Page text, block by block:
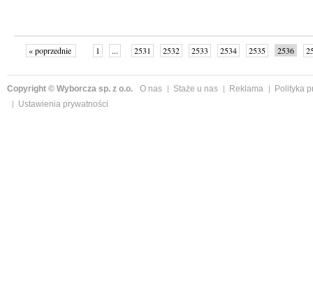
« poprzednie 1 ... 2531 2532 2533 2534 2535 2536
Copyright © Wyborcza sp. z o.o. O nas Staże u nas Reklama
Polityka
Ustawienia prywatności